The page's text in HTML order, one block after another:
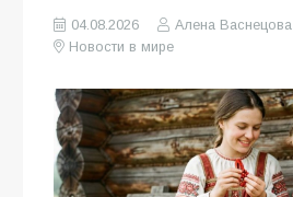
04.08.2026
Алена Васнецова
Новости в мире